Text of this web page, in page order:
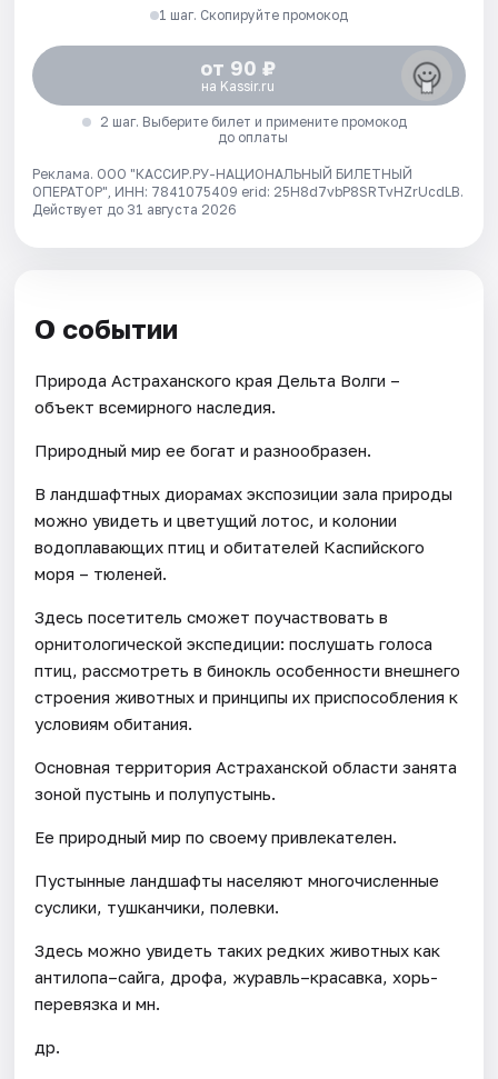
1 шаг. Скопируйте промокод
от 90 ₽
на Kassir.ru
2 шаг. Выберите билет и примените промокод
до оплаты
Реклама. ООО "КАССИР.РУ-НАЦИОНАЛЬНЫЙ БИЛЕТНЫЙ
ОПЕРАТОР", ИНН: 7841075409 erid: 25H8d7vbP8SRTvHZrUcdLB.
Действует до 31 августа 2026
О событии
Природа Астраханского края Дельта Волги –
объект всемирного наследия.
Природный мир ее богат и разнообразен.
В ландшафтных диорамах экспозиции зала природы
можно увидеть и цветущий лотос, и колонии
водоплавающих птиц и обитателей Каспийского
моря – тюленей.
Здесь посетитель сможет поучаствовать в
орнитологической экспедиции: послушать голоса
птиц, рассмотреть в бинокль особенности внешнего
строения животных и принципы их приспособления к
условиям обитания.
Основная территория Астраханской области занята
зоной пустынь и полупустынь.
Ее природный мир по своему привлекателен.
Пустынные ландшафты населяют многочисленные
суслики, тушканчики, полевки.
Здесь можно увидеть таких редких животных как
антилопа–сайга, дрофа, журавль–красавка, хорь-
перевязка и мн.
др.